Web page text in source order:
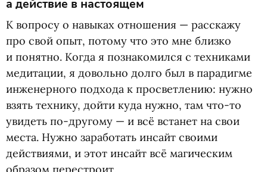
а действие в настоящем
К вопросу о навыках отношения — расскажу
про свой опыт, потому что это мне близко
и понятно. Когда я познакомился с техниками
медитации, я довольно долго был в парадигме
инженерного подхода к просветлению: нужно
взять технику, дойти куда нужно, там что-то
увидеть по-другому — и всё встанет на свои
места. Нужно заработать инсайт своими
действиями, и этот инсайт всё магическим